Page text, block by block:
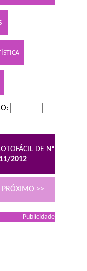
DE Nº
2012
PRÓXIMO >>
Publicidade